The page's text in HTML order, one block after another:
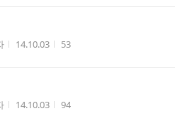
작성시간
14.10.03 조회수
53
작성시간
14.10.03 조회수
94